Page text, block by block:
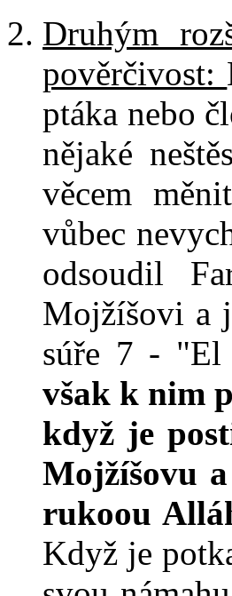
Druhým
pověrčivost:
ptáka nebo
nějaké
věcem
vůbec
odsoudil
Mojžíšovi a
súře 7 - "El
však k nim
když je
Mojžíšovu
rukoou
Když je